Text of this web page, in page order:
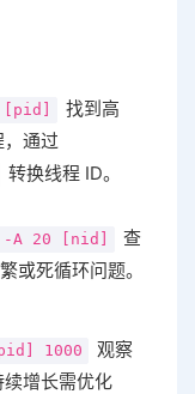
找到高
通过
转换线程 ID。
20 [nid]
查
或死循环问题。
1000
观察
增长需优化